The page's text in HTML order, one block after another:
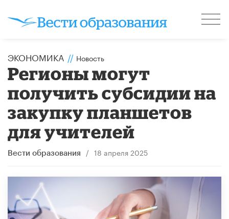
ЭКОНОМИКА // Новость
Регионы могут
получить субсидии на
закупку планшетов
для учителей
Вести образования / 18 апреля 2025